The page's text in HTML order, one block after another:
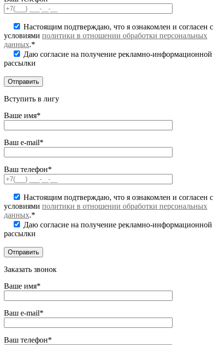
Настоящим подтверждаю, что я ознакомлен и согласен с
условиями политики в отношении обработки персональных
данных.*
Даю согласие на получение рекламно-информационной
рассылки
Вступить в лигу
Ваше имя*
Ваш e-mail*
Ваш телефон*
Настоящим подтверждаю, что я ознакомлен и согласен с
условиями политики в отношении обработки персональных
данных.*
Даю согласие на получение рекламно-информационной
рассылки
Заказать звонок
Ваше имя*
Ваш e-mail*
Ваш телефон*